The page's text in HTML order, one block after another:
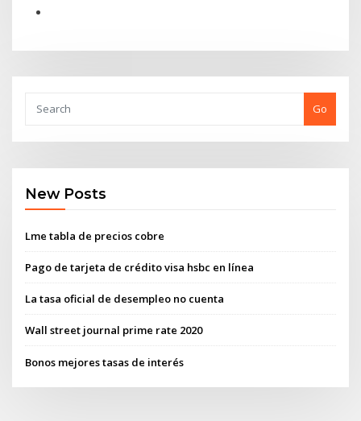
Go
New Posts
Lme tabla de precios cobre
Pago de tarjeta de crédito visa hsbc en línea
La tasa oficial de desempleo no cuenta
Wall street journal prime rate 2020
Bonos mejores tasas de interés